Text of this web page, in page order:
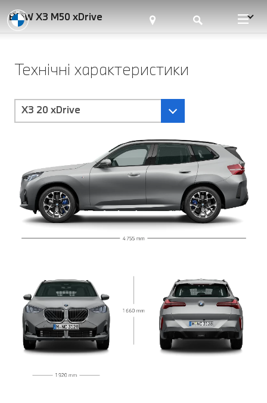
BMW X3 M50 xDrive
Технічні характеристики
X3 20 xDrive